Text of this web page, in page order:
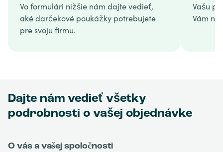
Vo formulári nižšie nám dajte vedieť,
aké darčekové poukážky potrebujete
pre svoju firmu.
Vašu
Vám
Dajte nám vedieť všetky
podrobnosti o vašej objednávke
O vás a vašej spoločnosti